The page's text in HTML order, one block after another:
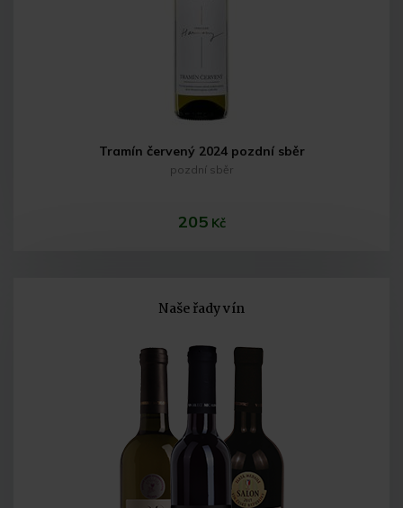
Tramín červený 2024 pozdní sběr
pozdní sběr
205 Kč
Do košíku
Naše řady vín